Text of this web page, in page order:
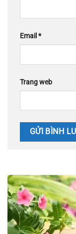
Email *
Trang web